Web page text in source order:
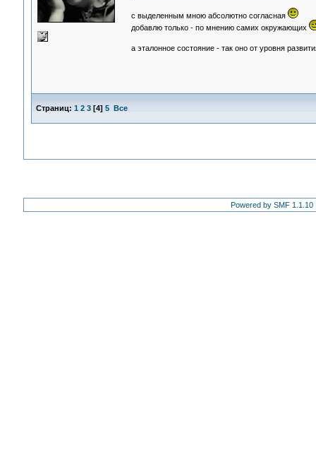
с выделенным мною абсолютно согласная
добавлю только - по мнению самих окружающих
а эталонное состояние - так оно от уровня
Страниц: 1 2 3[4] 5 Все
Powered by SMF 1.1.10